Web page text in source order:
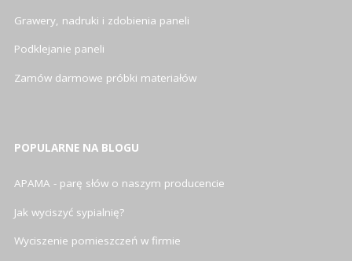
Grawery, nadruki i zdobienia paneli
Podklejanie paneli
Zamów darmowe próbki materiałów
POPULARNE NA BLOGU
APAMA - parę słów o naszym producencie
Jak wyciszyć sypialnię?
Wyciszenie pomieszczeń w firmie